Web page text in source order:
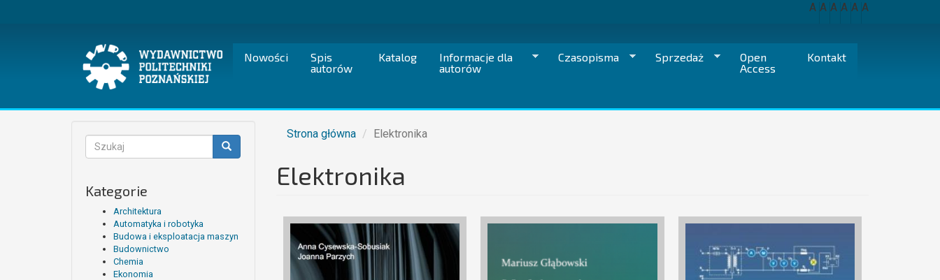
A A A A A A
Nowości
Spis
autorów
Katalog
Informacje dla
autorów
Czasopisma Sprzedaż
Open
Access
Kontakt
Formularz
wyszukiwania
Kategorie
Architektura
Automatyka i robotyka
Budowa i eksploatacja maszyn
Budownictwo
Chemia
Ekonomia
Strona główna Elektronika
Elektronika